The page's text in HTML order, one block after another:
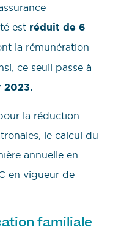
est réduit de 6
la rémunération
ce seuil passe à
2023.
la réduction
le calcul du
annuelle en
en vigueur de
familiale